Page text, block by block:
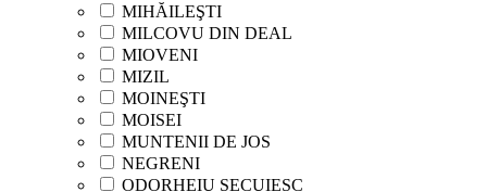
MIHĂILEŞTI
MILCOVU DIN DEAL
MIOVENI
MIZIL
MOINEŞTI
MOISEI
MUNTENII DE JOS
NEGRENI
ODORHEIU SECUIESC